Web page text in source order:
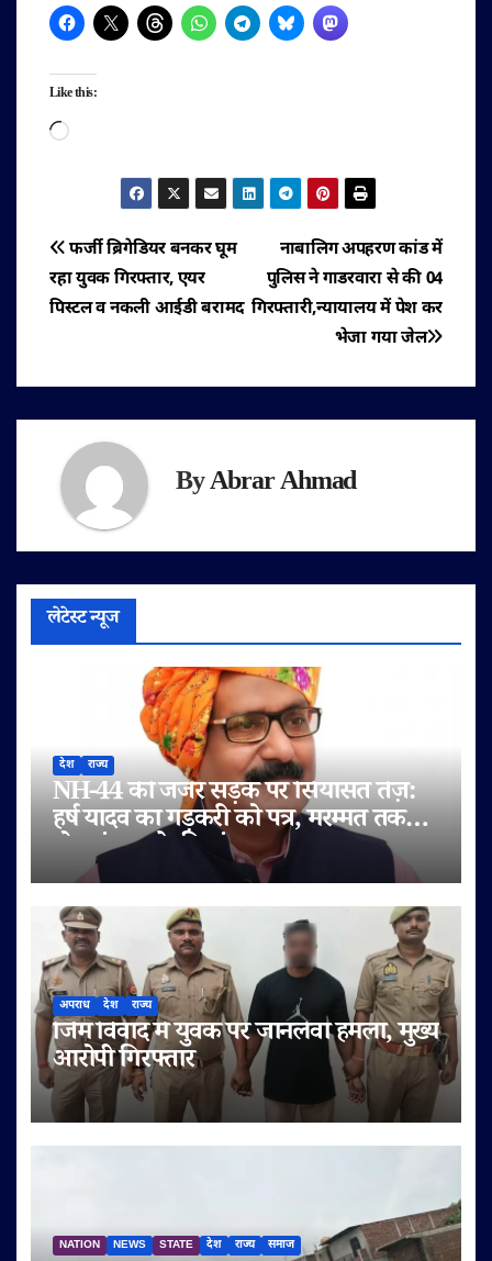
Like this:
Loading…
पोस्ट
नेविगेशन
नाबालिग अपहरण कांड में
पुलिस ने गाडरवारा से की 04
गिरफ्तारी,न्यायालय में पेश कर
भेजा गया जेल
फर्जी ब्रिगेडियर बनकर घूम
रहा युवक गिरफ्तार, एयर
पिस्टल व नकली आईडी बरामद
ByAbrar Ahmad
लेटेस्ट न्यूज
देश राज्य
NH-44 की जर्जर सड़क पर सियासत तेज़:
हर्ष यादव का गड़करी को पत्र, मरम्मत तक
टोल बंद करने की मांग
अपराध देश राज्य
जिम विवाद में युवक पर जानलेवा हमला, मुख्य
आरोपी गिरफ्तार
NATION NEWS STATE देश राज्य समाज